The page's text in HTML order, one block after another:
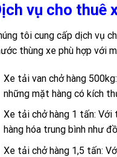
vụ cho thuê
tôi cung cấp dịch vụ
thùng xe phù hợp với
Xe tải van chở hàng
những mặt hàng có kích
Xe tải chở hàng 1 tấn: Với
hàng hóa trung bình như
Xe tải chở hàng 1,5 tấn: